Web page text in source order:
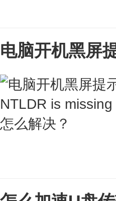
电脑开机黑屏